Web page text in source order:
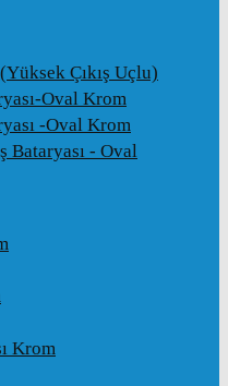
Çıkış Uçlu)
Oval Krom
-Oval Krom
Bataryası - Oval
Krom